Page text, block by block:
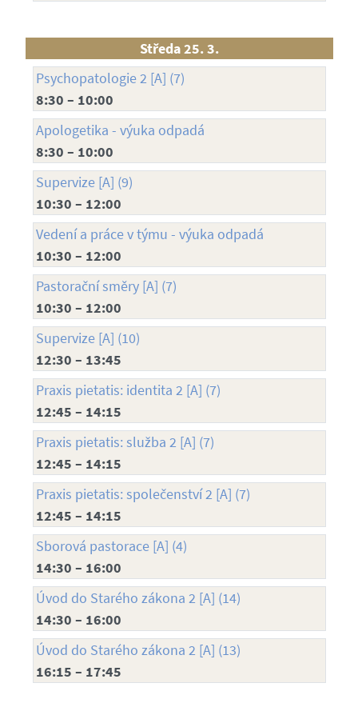
Středa 25. 3.
Psychopatologie 2 [A] (7)
8:30 – 10:00
Apologetika - výuka odpadá
8:30 – 10:00
Supervize [A] (9)
10:30 – 12:00
Vedení a práce v týmu - výuka odpadá
10:30 – 12:00
Pastorační směry [A] (7)
10:30 – 12:00
Supervize [A] (10)
12:30 – 13:45
Praxis pietatis: identita 2 [A] (7)
12:45 – 14:15
Praxis pietatis: služba 2 [A] (7)
12:45 – 14:15
Praxis pietatis: společenství 2 [A] (7)
12:45 – 14:15
Sborová pastorace [A] (4)
14:30 – 16:00
Úvod do Starého zákona 2 [A] (14)
14:30 – 16:00
Úvod do Starého zákona 2 [A] (13)
16:15 – 17:45